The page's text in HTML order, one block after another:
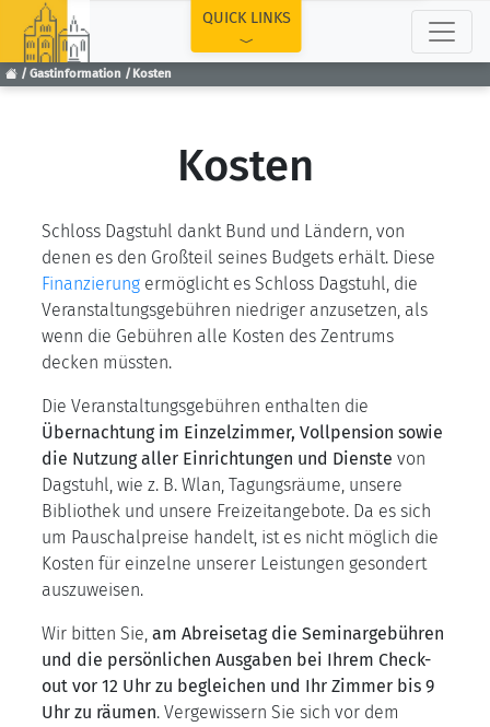
Gastinformation Kosten
QUICK LINKS
Kosten
Schloss Dagstuhl dankt Bund und Ländern, von
denen es den Großteil seines Budgets erhält. Diese
Finanzierung ermöglicht es Schloss Dagstuhl, die
Veranstaltungsgebühren niedriger anzusetzen, als
wenn die Gebühren alle Kosten des Zentrums
decken müssten.
Die Veranstaltungsgebühren enthalten die
Übernachtung im Einzelzimmer, Vollpension sowie
die Nutzung aller Einrichtungen und Dienste von
Dagstuhl, wie z. B. Wlan, Tagungsräume, unsere
Bibliothek und unsere Freizeitangebote. Da es sich
um Pauschalpreise handelt, ist es nicht möglich die
Kosten für einzelne unserer Leistungen gesondert
auszuweisen.
Wir bitten Sie, am Abreisetag die Seminargebühren
und die persönlichen Ausgaben bei Ihrem Check-
out vor 12 Uhr zu begleichen und Ihr Zimmer bis 9
Uhr zu räumen. Vergewissern Sie sich vor dem